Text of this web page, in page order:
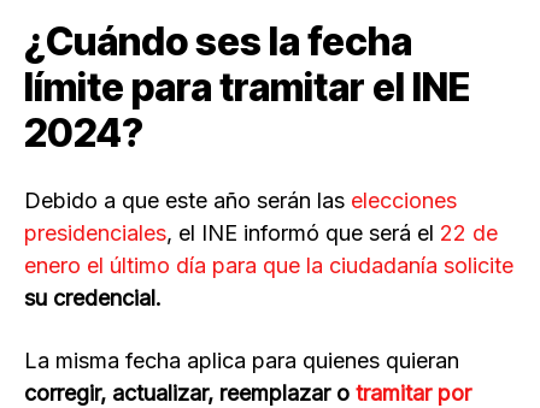
¿Cuándo ses la fecha
límite para tramitar el INE
2024?
Debido a que este año serán las elecciones
presidenciales, el INE informó que será el 22 de
enero el último día para que la ciudadanía solicite
su credencial.
La misma fecha aplica para quienes quieran
corregir, actualizar, reemplazar o tramitar por